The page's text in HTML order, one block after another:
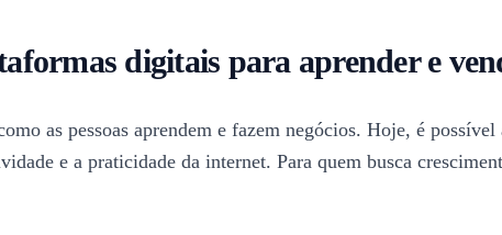
digitais para aprender e
as pessoas aprendem e fazem negócios. Hoje, é
e a praticidade da internet. Para quem busca